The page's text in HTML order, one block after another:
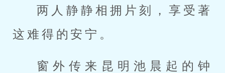
两人静静相拥片刻，享受著
这难得的安宁。
窗外传来昆明池晨起的钟